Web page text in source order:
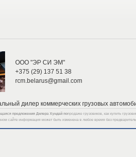
ООО "ЭР СИ ЭМ"
+375 (29) 137 51 38
rcm.belarus@gmail.com
дилер коммерческих грузовых
предложения Дилера Хундай попродаже грузовиков, как купить
сайте информация может быть изменена в любое время без